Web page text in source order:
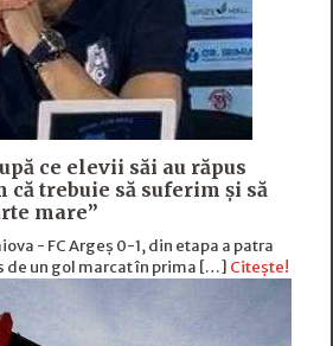
ce elevii săi au răpus
că trebuie să suferim şi să
mare”
- FC Argeș 0-1, din etapa a patra
de un gol marcat în prima […] Citește!